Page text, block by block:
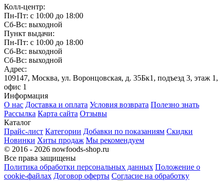
Колл-центр:
Пн-Пт: с 10:00 до 18:00
Сб-Вс: выходной
Пункт выдачи:
Пн-Пт: с 10:00 до 18:00
Сб-Вс: выходной
Сб-Вс: выходной
Адрес:
109147, Москва, ул. Воронцовская, д. 35Бк1, подъезд 3, этаж 1,
офис 1
Информация
О нас Доставка и оплата Условия возврата Полезно знать
Рассылка Карта сайта Отзывы
Каталог
Прайс-лист Категории Добавки по показаниям Скидки
Новинки Хиты продаж Мы рекомендуем
© 2016 - 2026 nowfoods-shop.ru
Все права защищены
Политика обработки персональных данных Положение о
cookie-файлах Договор оферты Согласие на обработку